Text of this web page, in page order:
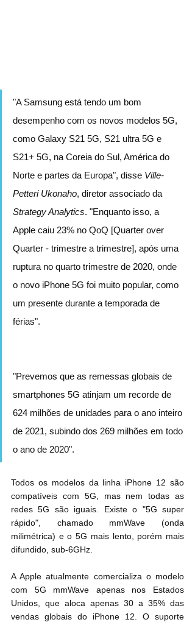
"A Samsung está tendo um bom
desempenho com os novos modelos 5G,
como Galaxy S21 5G, S21 ultra 5G e
S21+ 5G, na Coreia do Sul, América do
Norte e partes da Europa", disse Ville-
Petteri Ukonaho, diretor associado da
Strategy Analytics. "Enquanto isso, a
Apple caiu 23% no QoQ [Quarter over
Quarter - trimestre a trimestre], após uma
ruptura no quarto trimestre de 2020, onde
o novo iPhone 5G foi muito popular, como
um presente durante a temporada de
férias".
"Prevemos que as remessas globais de
smartphones 5G atinjam um recorde de
624 milhões de unidades para o ano inteiro
de 2021, subindo dos 269 milhões em todo
o ano de 2020".
Todos os modelos da linha ‌iPhone 12‌ são
compatíveis com 5G, mas nem todas as
redes 5G são iguais. Existe o "5G super
rápido", chamado mmWave (onda
milimétrica) e o 5G mais lento, porém mais
difundido, sub-6GHz.
A Apple atualmente comercializa o modelo
com 5G mmWave apenas nos Estados
Unidos, que aloca apenas 30 a 35% das
vendas globais do ‌‌iPhone 12‌‌. O suporte